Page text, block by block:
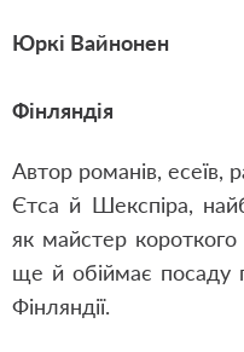
Юркі Вайнонен
Фінляндія
Автор романів, есеїв,
Єтса й Шекспіра,
як майстер
ще й обіймає посаду
Фінляндії.